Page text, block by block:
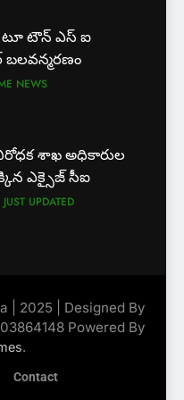
రద్దు చేయండి
సంస్థ
పండ్ల పంపిణీ
మూడో విడత
ప్రక్రియ
JUST UPDATED
టూ టౌన్ ఎస్ ఐ
బలవన్మరణం
NEWS
శాఖ అధికారుల
ఎక్సైజ్ సీఐ
JUST UPDATED
| 2025 | Designed By
Powered By
.
Contact